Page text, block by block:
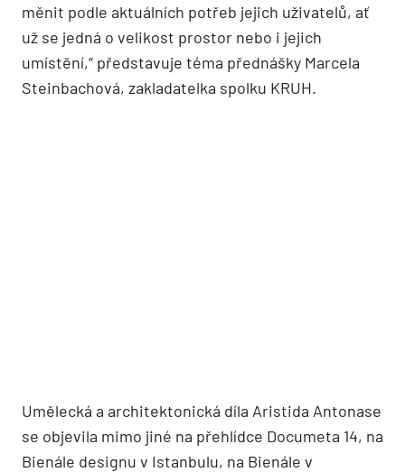
měnit podle aktuálních potřeb jejich uživatelů, ať
už se jedná o velikost prostor nebo i jejich
umístění,“ představuje téma přednášky Marcela
Steinbachová, zakladatelka spolku KRUH.
Umělecká a architektonická díla Aristida Antonase
se objevila mimo jiné na přehlídce Documeta 14, na
Bienále designu v Istanbulu, na Bienále v